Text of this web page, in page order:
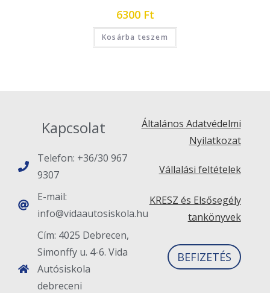
6300 Ft
Kosárba teszem
Kapcsolat
Telefon: +36/30 967
9307
E-mail:
info@vidaautosiskola.hu
Cím: 4025 Debrecen,
Simonffy u. 4-6. Vida
Autósiskola
debreceni
Általános Adatvédelmi
Nyilatkozat
Vállalási feltételek
KRESZ és Elsősegély
tankönyvek
BEFIZETÉS